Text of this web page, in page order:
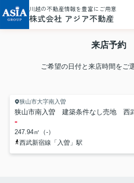
川越の不動産情報を豊富にご用意
株式会社 アジア不動産
来店予約
ご希望の日付と来店時間をご
狭山市大字南入曽
-
247.94㎡（-）
西武新宿線「入曽」駅